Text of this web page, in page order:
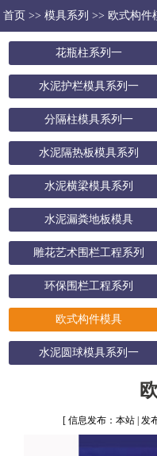
首页 >> 模具系列 >> 欧式构件
花瓶柱系列一
水泥护栏模具系列一
分隔柱模具系列一
水泥隔热板模具系列
水泥横梁模具系列
水泥漏粪地板模具
雕花艺术围栏工程系列
环保围栏工程系列
欧式构件模具
水泥圆球模具系列一
[ 信息发布：本站 | 发